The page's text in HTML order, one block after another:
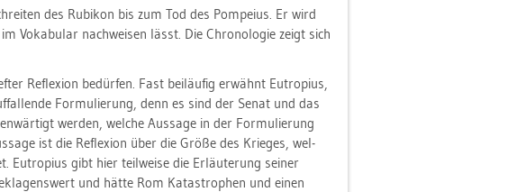
des Ru­bi­kon bis zum Tod des Pom­pei­us. Er wird
Vo­ka­bu­lar nach­wei­sen lässt. Die Chro­no­lo­gie zeigt sich
Re­fle­xi­on be­dür­fen. Fast bei­läu­fig er­wähnt Eu­tro­pi­us,
For­mu­lie­rung, denn es sind der Senat und das
wer­den, wel­che Aus­sa­ge in der For­mu­lie­rung
ist die Re­fle­xi­on über die Größe des Krie­ges, wel­
Eu­tro­pi­us gibt hier teil­wei­se die Er­läu­te­rung sei­ner
und hätte Rom Ka­ta­stro­phen und einen